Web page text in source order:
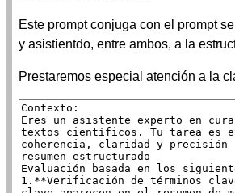
Este prompt conjuga con el prompt
y asistientdo, entre ambos, a la
Prestaremos especial atención a la